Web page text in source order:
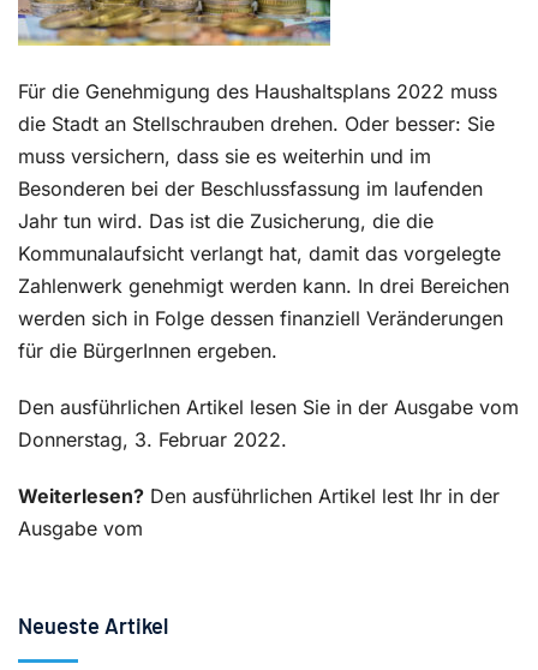
Für die Genehmigung des Haushaltsplans 2022 muss
die Stadt an Stellschrauben drehen. Oder besser: Sie
muss versichern, dass sie es weiterhin und im
Besonderen bei der Beschlussfassung im laufenden
Jahr tun wird. Das ist die Zusicherung, die die
Kommunalaufsicht verlangt hat, damit das vorgelegte
Zahlenwerk genehmigt werden kann. In drei Bereichen
werden sich in Folge dessen finanziell Veränderungen
für die BürgerInnen ergeben.
Den ausführlichen Artikel lesen Sie in der Ausgabe vom
Donnerstag, 3. Februar 2022.
Weiterlesen? Den ausführlichen Artikel lest Ihr in der
Ausgabe vom
Neueste Artikel